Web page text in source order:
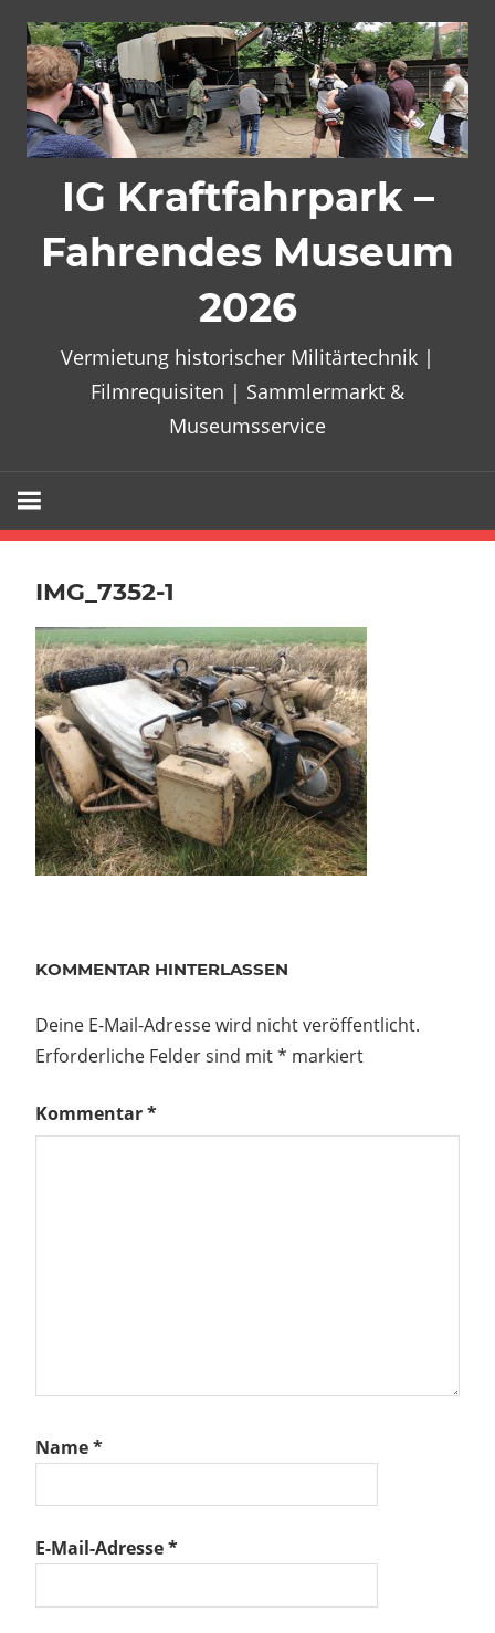
Inhalt
springen
IG Kraftfahrpark –
Fahrendes Museum
2026
Vermietung historischer Militärtechnik |
Filmrequisiten | Sammlermarkt &
Museumsservice
IMG_7352-1
KOMMENTAR HINTERLASSEN
Deine E-Mail-Adresse wird nicht veröffentlicht.
Erforderliche Felder sind mit* markiert
Kommentar*
Name*
E-Mail-Adresse*